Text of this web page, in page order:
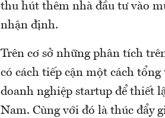
thu hút thêm nhà đầu tư vào
nhận định.
Trên cơ sở những phân tích
có cách tiếp cận một cách
doanh nghiệp startup để thiết
Nam. Cùng với đó là thúc đẩy